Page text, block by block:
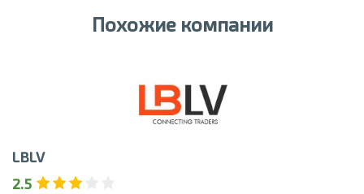
Похожие компании
LBLV
2.5